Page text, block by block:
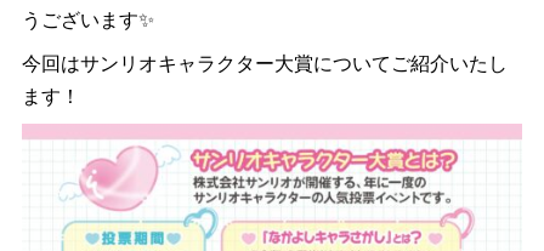
うございます✨
今回はサンリオキャラクター大賞についてご紹介いたし
ます！